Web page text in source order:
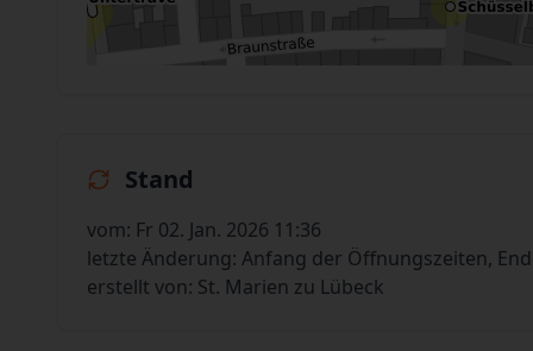
Stand
vom: Fr 02. Jan. 2026 11:36
letzte Änderung: Anfang der Öffnungszeiten,
erstellt von: St. Marien zu Lübeck